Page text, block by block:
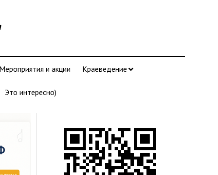
Мероприятия и акции Краеведение
Это интересно)